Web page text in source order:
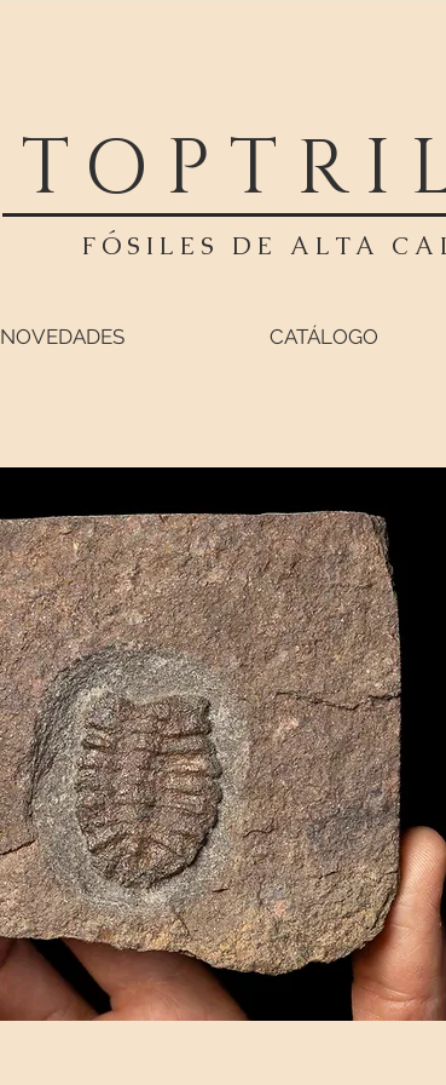
FÓSILES DE ALTA
NOVEDADES CATÁLOGO